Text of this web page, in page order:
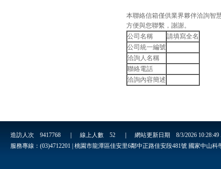
本聯絡信箱僅供業界夥伴洽詢智
方便與您聯繫，謝謝。
公司名稱
請填寫全名
公司統一編號
洽詢人名稱
聯絡電話
洽詢內容簡述
造訪人次 9417768 ｜ 線上人數 52 ｜ 網站更新日期 8/3/2026
服務專線：(03)4712201 | 桃園市龍潭區佳安里6鄰中正路佳安段481號 國家中山